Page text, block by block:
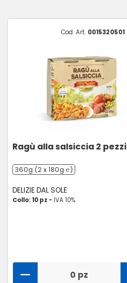
Cod. Art. 0015320501
Ragù alla salsiccia 2 pezzi
360g (2 x 180g ℮)
DELIZIE DAL SOLE
Collo: 10 pz - IVA 10%
0 pz